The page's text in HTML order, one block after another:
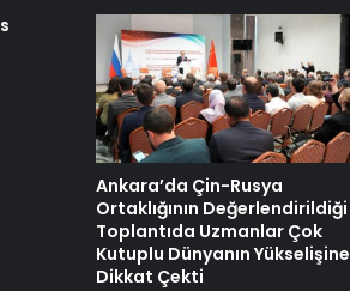
Ankara’da Çin-Rusya
Ortaklığının Değerlendirildiği
Toplantıda Uzmanlar Çok
Kutuplu Dünyanın Yükselişine
Dikkat Çekti